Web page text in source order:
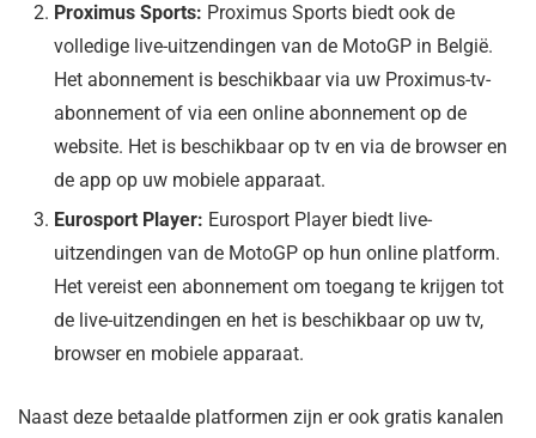
Proximus Sports: Proximus Sports biedt ook de
volledige live-uitzendingen van de MotoGP in België.
Het abonnement is beschikbaar via uw Proximus-tv-
abonnement of via een online abonnement op de
website. Het is beschikbaar op tv en via de browser en
de app op uw mobiele apparaat.
Eurosport Player: Eurosport Player biedt live-
uitzendingen van de MotoGP op hun online platform.
Het vereist een abonnement om toegang te krijgen tot
de live-uitzendingen en het is beschikbaar op uw tv,
browser en mobiele apparaat.
Naast deze betaalde platformen zijn er ook gratis kanalen